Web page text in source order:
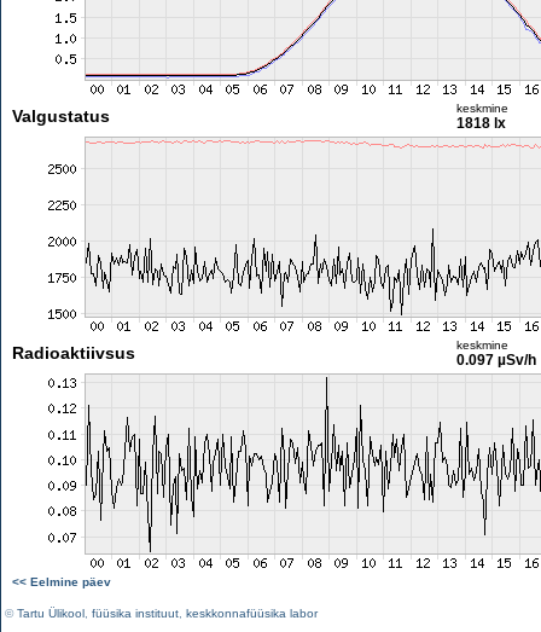
Valgustatus keskmine
1818 lx
Radioaktiivsus keskmine
0.097 µSv/h
<< Eelmine päev
©Tartu Ülikool füüsika instituut keskkonnafüüsika labor